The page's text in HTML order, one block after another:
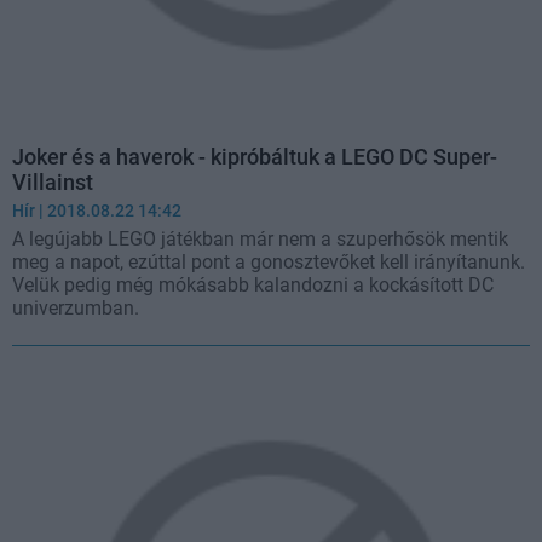
Joker és a haverok - kipróbáltuk a LEGO DC Super-
Villainst
Hír | 2018.08.22 14:42
A legújabb LEGO játékban már nem a szuperhősök mentik
meg a napot, ezúttal pont a gonosztevőket kell irányítanunk.
Velük pedig még mókásabb kalandozni a kockásított DC
univerzumban.